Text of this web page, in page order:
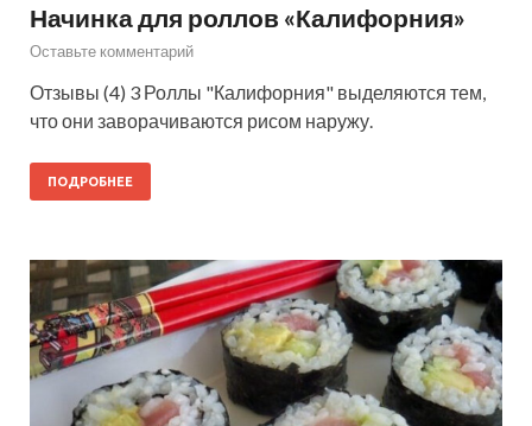
Начинка для роллов «Калифорния»
Оставьте комментарий
Отзывы (4) 3 Роллы "Калифорния" выделяются тем,
что они заворачиваются рисом наружу.
ПОДРОБНЕЕ